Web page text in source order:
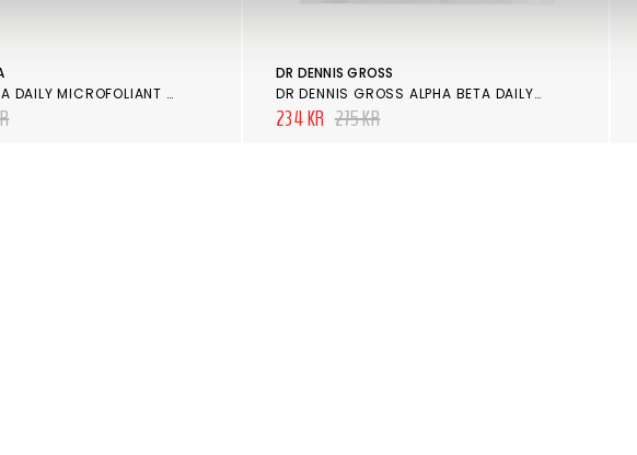
DERMALOGICA DAILY MICROFOLIANT 74 GRAM
DR DENNIS GROSS
DR DENNIS GROSS ALPHA BETA DAILY PEEL UNIVERSAL 5 ST
234 KR 275 KR